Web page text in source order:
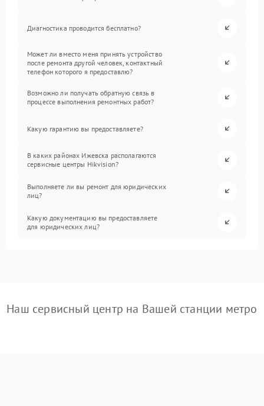
Диагностика проводится бесплатно?
Может ли вместо меня принять устройство
после ремонта другой человек, контактный
телефон которого я предоставлю?
Возможно ли получать обратную связь в
процессе выполнения ремонтных работ?
Какую гарантию вы предоставляете?
В каких районах Ижевска располагаются
сервисные центры Hikvision?
Выполняете ли вы ремонт для юридических
лиц?
Какую документацию вы предоставляете
для юридических лиц?
Наш сервисный центр на Вашей станции метро